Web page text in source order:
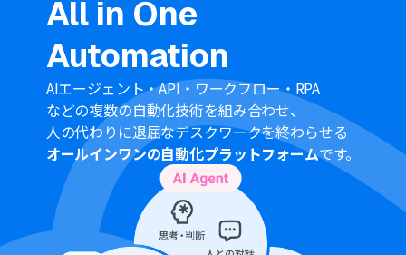
All in One
Automation
AIエージェント・API・ワークフロー・RPA
などの複数の自動化技術を組み合わせ、
人の代わりに退屈なデスクワークを終わらせる
オールインワンの自動化プラットフォームです。